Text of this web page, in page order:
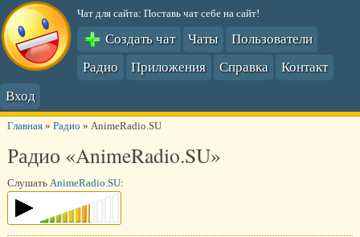
Чат для сайта: Поставь чат себе на сайт!
Создать чат Чаты
Пользователи
Радио
Приложения Справка
Контакт
Вход
Главная» Радио » AnimeRadio.SU
Радио «AnimeRadio.SU»
Слушать AnimeRadio.SU: